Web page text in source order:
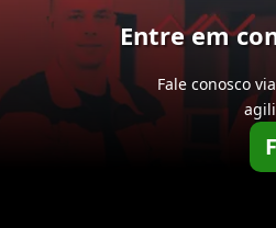
Entre em
Fale conosco